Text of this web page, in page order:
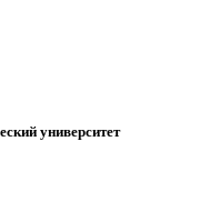
университет